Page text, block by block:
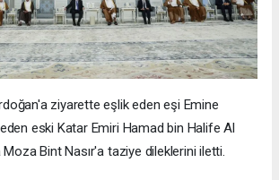
ziyarette eşlik eden eşi Emine
eski Katar Emiri Hamad bin Halife Al
Bint Nasır'a taziye dileklerini iletti.